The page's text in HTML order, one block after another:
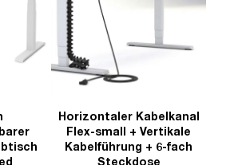
Horizontaler Kabelkanal
Flex-small + Vertikale
Kabelführung + 6-fach
Steckdose